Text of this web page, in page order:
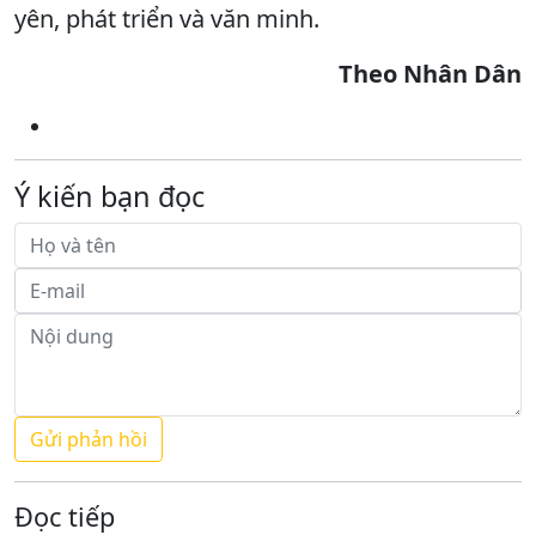
yên, phát triển và văn minh.
Theo Nhân Dân
Ý kiến bạn đọc
Đọc tiếp